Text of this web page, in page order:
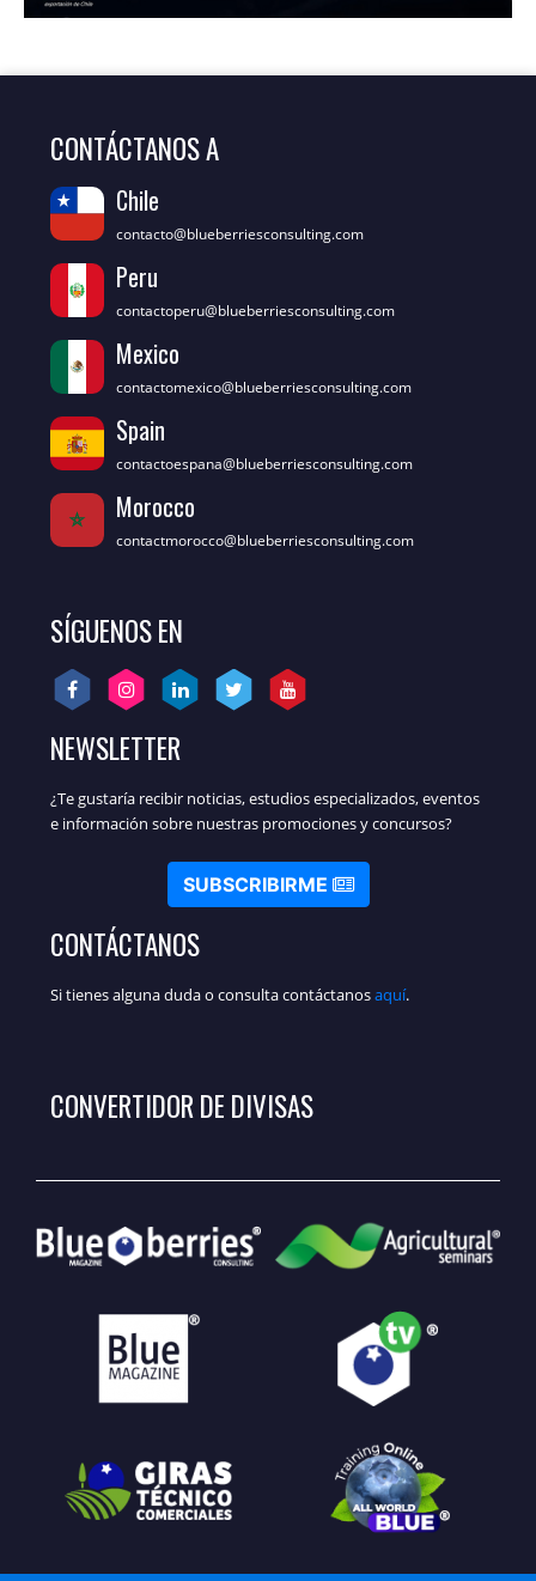
CONTÁCTANOS A
Chile
contacto@blueberriesconsulting.com
Peru
contactoperu@blueberriesconsulting.com
Mexico
contactomexico@blueberriesconsulting.com
Spain
contactoespana@blueberriesconsulting.com
Morocco
contactmorocco@blueberriesconsulting.com
SÍGUENOS EN
NEWSLETTER
¿Te gustaría recibir noticias, estudios especializados, eventos
e información sobre nuestras promociones y concursos?
SUBSCRIBIRME
CONTÁCTANOS
Si tienes alguna duda o consulta contáctanosaquí.
CONVERTIDOR DE DIVISAS